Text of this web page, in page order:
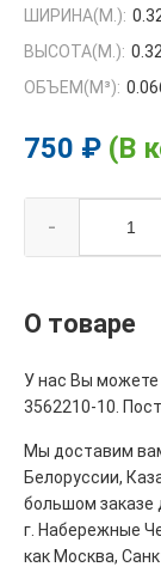
ШИРИНА(М.):
ВЫСОТА(М.):
ОБЪЕМ(M³):
750 ₽ (В
-
О товаре
У нас Вы можете
3562210-10.
Мы доставим
Белоруссии,
большом заказе
г. Набережные
как Москва,